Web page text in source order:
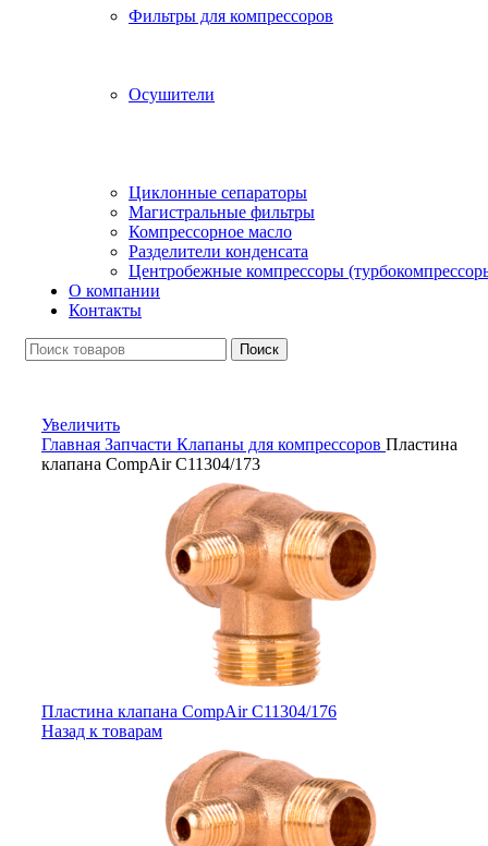
Фильтры для компрессоров
Осушители
Циклонные сепараторы
Магистральные фильтры
Компрессорное масло
Разделители конденсата
Центробежные компрессоры
О компании
Контакты
Поиск
Увеличить
Главная Запчасти Клапаны для компрессоров Пластина
клапана CompAir C11304/173
Пластина клапана CompAir C11304/176
Назад к товарам